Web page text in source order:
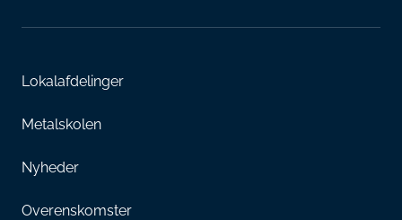
Lokalafdelinger
Metalskolen
Nyheder
Overenskomster